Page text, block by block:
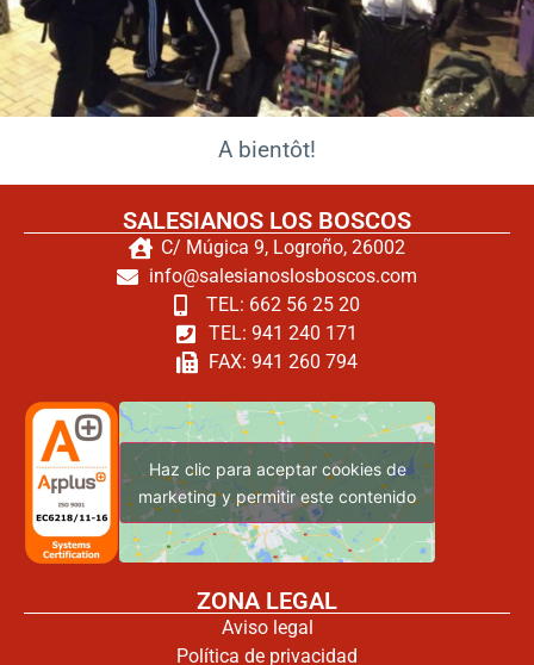
A bientôt!
SALESIANOS LOS BOSCOS
C/ Múgica 9, Logroño, 26002
info@salesianoslosboscos.com
TEL: 662 56 25 20
TEL: 941 240 171
FAX: 941 260 794
Haz clic para aceptar cookies de
marketing y permitir este contenido
ZONA LEGAL
Aviso legal
Política de privacidad